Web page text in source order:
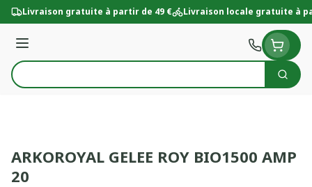
Aller au contenu
Livraison gratuite à partir de 49 € Livraison locale gratuite à
Menu
Rechercher
ARKOROYAL GELEE ROY BIO1500 AMP
20